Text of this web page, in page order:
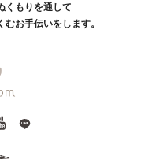
くもりを通して
お手伝いをします。